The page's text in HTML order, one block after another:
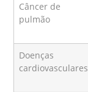
Câncer de
pulmão
Doenças
cardiovasculares